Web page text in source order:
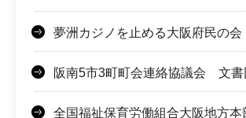
夢洲カジノを止める大阪府民の
阪南5市3町町会連絡協議会 文書
全国福祉保育労働組合大阪地方